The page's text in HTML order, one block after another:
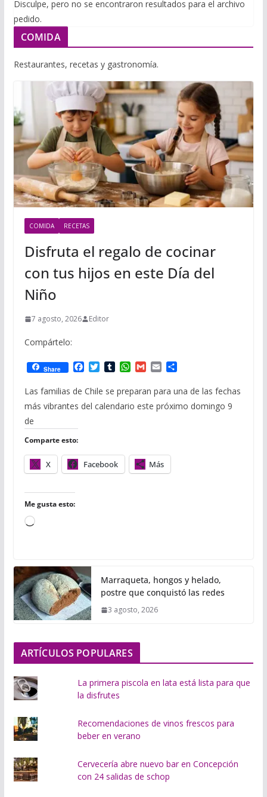
Disculpe, pero no se encontraron resultados para el archivo
pedido.
COMIDA
Restaurantes, recetas y gastronomía.
COMIDA RECETAS
Disfruta el regalo de cocinar
con tus hijos en este Día del
Niño
7 agosto, 2026 Editor
Compártelo:
Share
F
c
b
T
i
t
T
m
b
l
W
a
t
s
G
a
l
E
a
l
C
m
a
Las familias de Chile se preparan para una de las fechas
más vibrantes del calendario este próximo domingo 9
de
Comparte esto:
X Facebook Más
Me gusta esto:
C
g
a
n
d
.
.
Marraqueta, hongos y helado,
postre que conquistó las redes
3 agosto, 2026
ARTÍCULOS POPULARES
La primera piscola en lata está lista para que
la disfrutes
Recomendaciones de vinos frescos para
beber en verano
Cervecería abre nuevo bar en Concepción
con 24 salidas de schop
m
a
t
i